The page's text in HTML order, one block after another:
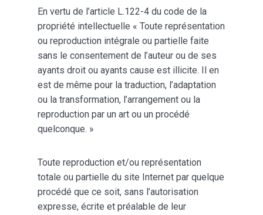
En vertu de l’article L.122-4 du code de la
propriété intellectuelle « Toute représentation
ou reproduction intégrale ou partielle faite
sans le consentement de l’auteur ou de ses
ayants droit ou ayants cause est illicite. Il en
est de même pour la traduction, l’adaptation
ou la transformation, l’arrangement ou la
reproduction par un art ou un procédé
quelconque. »
Toute reproduction et/ou représentation
totale ou partielle du site Internet par quelque
procédé que ce soit, sans l’autorisation
expresse, écrite et préalable de leur